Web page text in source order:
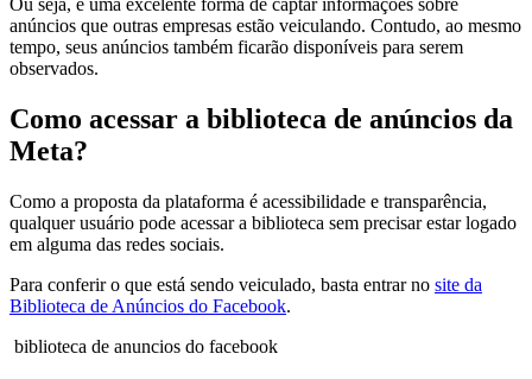
Ou seja, é uma excelente forma de captar informações sobre
anúncios que outras empresas estão veiculando. Contudo, ao mesmo
tempo, seus anúncios também ficarão disponíveis para serem
observados.
Como acessar a biblioteca de anúncios da
Meta?
Como a proposta da plataforma é acessibilidade e transparência,
qualquer usuário pode acessar a biblioteca sem precisar estar logado
em alguma das redes sociais.
Para conferir o que está sendo veiculado, basta entrar no site da
Biblioteca de Anúncios do Facebook.
biblioteca de anuncios do facebook